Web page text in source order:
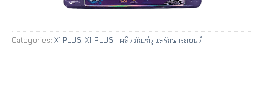
Categories: X1 PLUS, X1-PLUS - ผลิตภัณฑ์ดูแลรักษารถยนต์